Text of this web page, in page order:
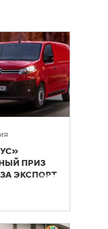
ПРИЗ
ЭКСПОРТ